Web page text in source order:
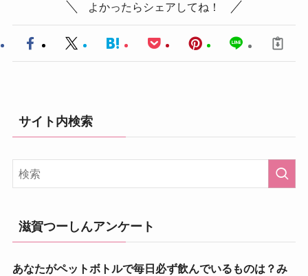
よかったらシェアしてね！
サイト内検索
滋賀つーしんアンケート
あなたがペットボトルで毎日必ず飲んでいるものは？み